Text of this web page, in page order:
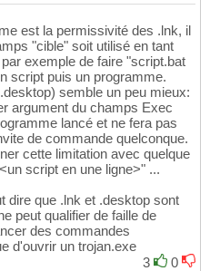
est la permissivité des .lnk, il
"cible" soit utilisé en tant
exemple de faire "script.bat
script puis un programme.
semble un peu mieux:
argument du champs Exec
lancé et ne fera pas
de commande quelconque.
cette limitation avec quelque
script en une ligne>" ...
dire que .lnk et .desktop sont
peut qualifier de faille de
des commandes
d'ouvrir un trojan.exe
3
0